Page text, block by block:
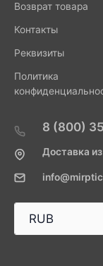
Возврат товара
Контакты
Реквизиты
Политика
8 (800)
Доставка